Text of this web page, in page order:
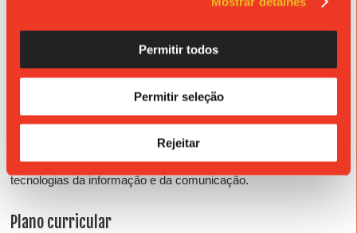
Permitir todos
Permitir seleção
Rejeitar
Delegado SPC -Liliana Cipriano (spc@csjb.pt)
Regulamento de proteção de dados
Normativo relativo ao tratamento de dados pessoais e uso das
tecnologias da informação e da comunicação.
Plano curricular